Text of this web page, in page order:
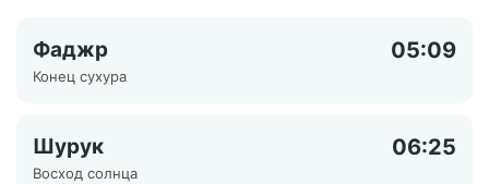
Фаджр 05:09
Конец сухура
Шурук 06:25
Восход солнца